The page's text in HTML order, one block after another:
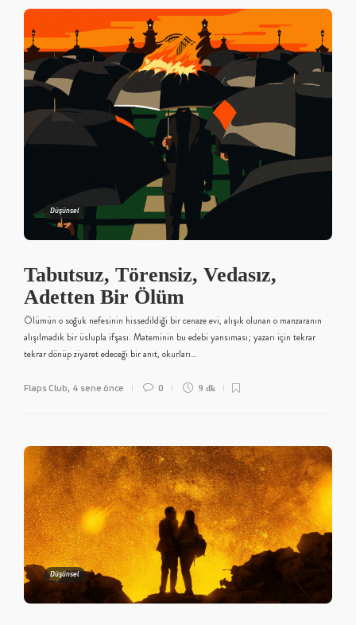
Düşünsel
Tabutsuz, Törensiz, Vedasız,
Adetten Bir Ölüm
Ölümün o soğuk nefesinin hissedildiği bir cenaze evi, alışık olunan o manzaranın
alışılmadık bir üslupla ifşası. Mateminin bu edebi yansıması; yazarı için tekrar
tekrar dönüp ziyaret edeceği bir anıt, okurları…
Flaps Club, 4 sene önce 0 9 dk
Düşünsel